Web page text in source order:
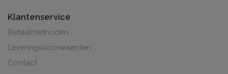
Klantenservice
Betaalmethoden
Leveringsvoorwaarden
Contact